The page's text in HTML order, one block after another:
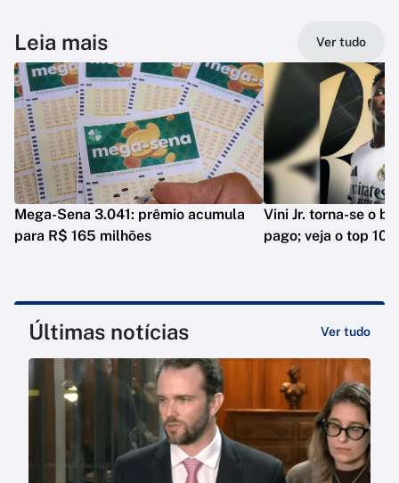
Leia mais Ver tudo
Mega-Sena 3.041: prêmio acumula
para R$ 165 milhões
Vini Jr. torna-se o
pago; veja o top 10
Últimas notícias Ver tudo